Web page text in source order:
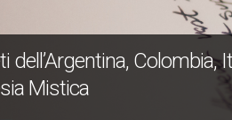
dell’Argentina, Colombia,
Mistica